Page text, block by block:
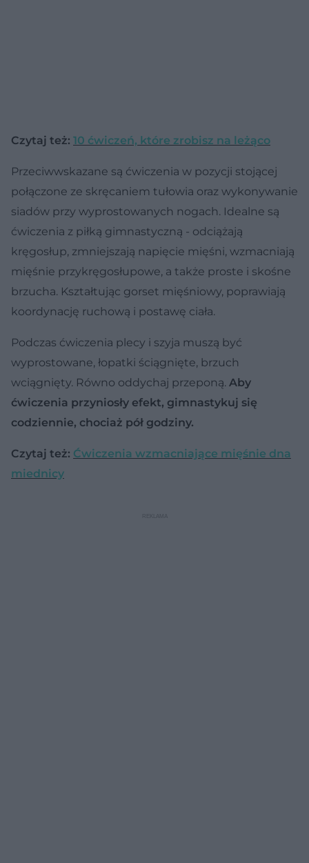
Czytaj też: 10 ćwiczeń, które zrobisz na leżąco
Przeciwwskazane są ćwiczenia w pozycji stojącej
połączone ze skręcaniem tułowia oraz wykonywanie
siadów przy wyprostowanych nogach. Idealne są
ćwiczenia z piłką gimnastyczną - odciążają
kręgosłup, zmniejszają napięcie mięśni, wzmacniają
mięśnie przykręgosłupowe, a także proste i skośne
brzucha. Kształtując gorset mięśniowy, poprawiają
koordynację ruchową i postawę ciała.
Podczas ćwiczenia plecy i szyja muszą być
wyprostowane, łopatki ściągnięte, brzuch
wciągnięty. Równo oddychaj przeponą. Aby
ćwiczenia przyniosły efekt, gimnastykuj się
codziennie, chociaż pół godziny.
Czytaj też: Ćwiczenia wzmacniające mięśnie dna
miednicy